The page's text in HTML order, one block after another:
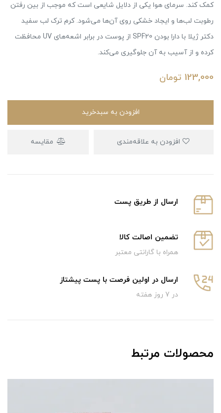
کمک کند. سرمای هوا یکی از دلایل شایعی است که موجب از بین رفتن
رطوبت لب‌ها و ایجاد خشکی روی آن‌ها می‌شود. کرم ترک لب سفید
دکتر ژیلا با دارا بودن SPF20 از پوست در برابر اشعه‌های UV محافظت
کرده و از آسیب به آن جلوگیری می‌کند.
123,000 تومان
افزودن به سبدخرید
مقایسه
ارسال از طریق پست
تضمین اصالت کالا
همراه با گارانتی معتبر
ارسال در اولین فرصت با پست پیشتاز
در 7 روز هفته
محصولات مرتبط